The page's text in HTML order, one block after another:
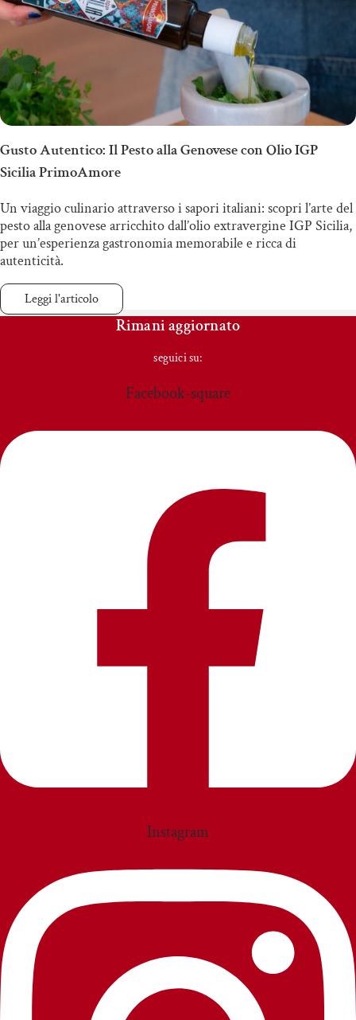
Gusto Autentico: Il Pesto alla Genovese con Olio IGP
Sicilia PrimoAmore
Un viaggio culinario attraverso i sapori italiani: scopri l’arte del
pesto alla genovese arricchito dall’olio extravergine IGP Sicilia,
per un’esperienza gastronomia memorabile e ricca di
autenticità.
Leggi l'articolo
Rimani aggiornato
seguici su:
Facebook-square
Instagram